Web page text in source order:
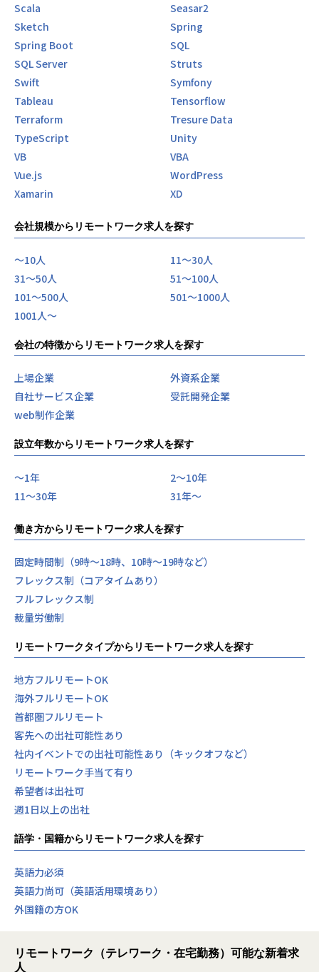
Scala
Seasar2
Sketch
Spring
Spring Boot
SQL
SQL Server
Struts
Swift
Symfony
Tableau
Tensorflow
Terraform
Tresure Data
TypeScript
Unity
VB
VBA
Vue.js
WordPress
Xamarin
XD
会社規模からリモートワーク求人を探す
〜10人
11〜30人
31〜50人
51〜100人
101〜500人
501〜1000人
1001人〜
会社の特徴からリモートワーク求人を探す
上場企業
外資系企業
自社サービス企業
受託開発企業
web制作企業
設立年数からリモートワーク求人を探す
〜1年
2〜10年
11〜30年
31年〜
働き方からリモートワーク求人を探す
固定時間制（9時～18時、10時～19時など）
フレックス制（コアタイムあり）
フルフレックス制
裁量労働制
リモートワークタイプからリモートワーク求人を探す
地方フルリモートOK
海外フルリモートOK
首都圏フルリモート
客先への出社可能性あり
社内イベントでの出社可能性あり（キックオフなど）
リモートワーク手当て有り
希望者は出社可
週1日以上の出社
語学・国籍からリモートワーク求人を探す
英語力必須
英語力尚可（英語活用環境あり）
外国籍の方OK
リモートワーク（テレワーク・在宅勤務）可能な新着求
人